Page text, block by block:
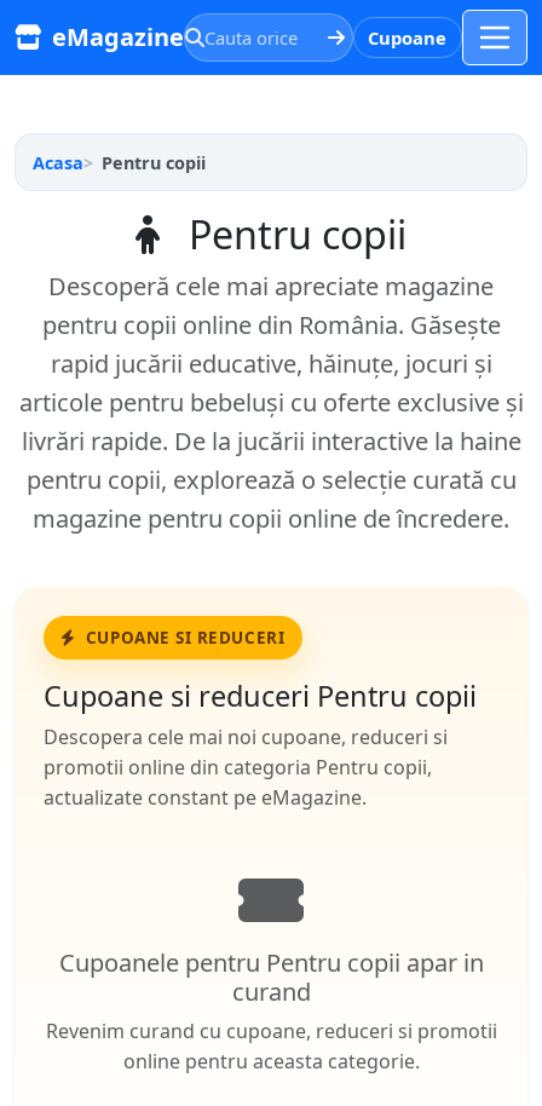
eMagazine Cupoane
Cauta orice
Acasa Pentru copii
Pentru copii
Descoperă cele mai apreciate magazine
pentru copii online din România. Găsește
rapid jucării educative, hăinuțe, jocuri și
articole pentru bebeluși cu oferte exclusive și
livrări rapide. De la jucării interactive la haine
pentru copii, explorează o selecție curată cu
magazine pentru copii online de încredere.
CUPOANE SI REDUCERI
Cupoane si reduceri Pentru copii
Descopera cele mai noi cupoane, reduceri si
promotii online din categoria Pentru copii,
actualizate constant pe eMagazine.
Cupoanele pentru Pentru copii apar in
curand
Revenim curand cu cupoane, reduceri si promotii
online pentru aceasta categorie.